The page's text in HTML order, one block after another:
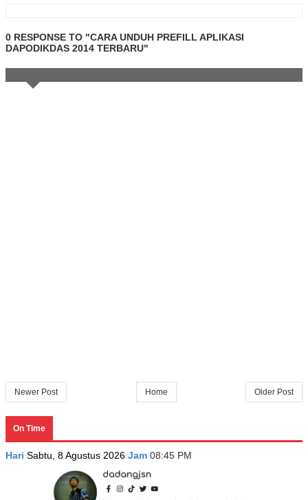
0 RESPONSE TO "CARA UNDUH PREFILL APLIKASI
DAPODIKDAS 2014 TERBARU"
Newer Post Older Post
Home
On Time
Hari Sabtu, 8 Agustus 2026 Jam 08:45 PM